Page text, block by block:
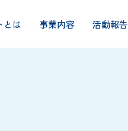
とは 事業内容 活動報告